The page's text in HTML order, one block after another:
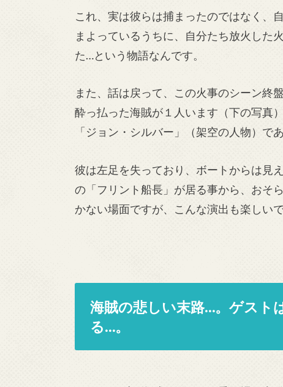
これ、実は彼らは捕まったのではなく、
まよっているうちに、自分たち放火した
た…という物語なんです。
また、話は戻って、この火事のシーン終
酔っ払った海賊が１人います（下の写真
「ジョン・シルバー」（架空の人物）で
彼は左足を失っており、ボートからは見
の「フリント船長」が居る事から、おそ
かない場面ですが、こんな演出も楽しいで
海賊の悲しい末路…。ゲスト
る…。